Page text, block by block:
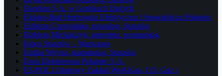
Ekoplon S.A. w Grabkach Dużych
Elektro-Bud Hurtownia Elektryczna i Spawalnicza Połaniec
Elżbieta Czerwińska, neurolog, Staszów
Elżbieta Michalczyk, internista, reumatolog
Emex Staszów – Warszawa
Emilia Weyna, stomatolog, Staszów
Enea Elektrownia Połaniec S.A.
ES-POL Usługowy Zakład Wod-Kan, CO, Gaz i